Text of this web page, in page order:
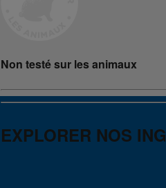
Non testé sur les animaux
EXPLORER NOS